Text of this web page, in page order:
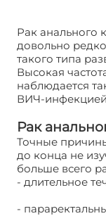
Рак анального
довольно
такого типа
Высокая
наблюдается
ВИЧ-
Рак
Точные
до конца не
больше всего
- длительное
-